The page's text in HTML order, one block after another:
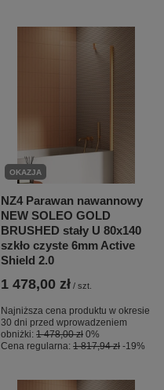
OKAZJA
NZ4 Parawan nawannowy
NEW SOLEO GOLD
BRUSHED stały U 80x140
szkło czyste 6mm Active
Shield 2.0
1 478,00 zł / szt.
Najniższa cena produktu w okresie
30 dni przed wprowadzeniem
obniżki: 1 478,00 zł 0%
Cena regularna: 1 817,94 zł -19%